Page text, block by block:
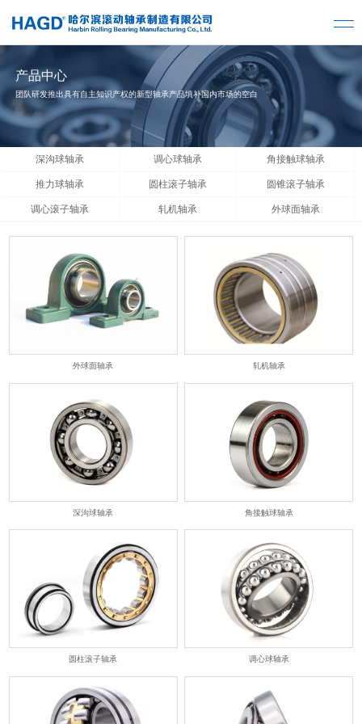
产品中心
团队研发推出具有自主知识产权的新型轴承产品填补国内市场的空白
深沟球轴承 调心球轴承 角接触球轴承
推力球轴承 圆柱滚子轴承 圆锥滚子轴承
调心滚子轴承 轧机轴承 外球面轴承
外球面轴承 轧机轴承
深沟球轴承 角接触球轴承
圆柱滚子轴承 调心球轴承